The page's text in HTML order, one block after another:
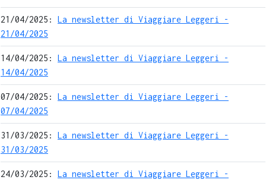
21/04/2025: La newsletter di Viaggiare Leggeri -
21/04/2025
14/04/2025: La newsletter di Viaggiare Leggeri -
14/04/2025
07/04/2025: La newsletter di Viaggiare Leggeri -
07/04/2025
31/03/2025: La newsletter di Viaggiare Leggeri -
31/03/2025
24/03/2025: La newsletter di Viaggiare Leggeri -